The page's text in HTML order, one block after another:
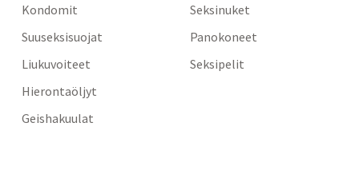
Kondomit
Suuseksisuojat
Liukuvoiteet
Hierontaöljyt
Geishakuulat
Seksinuket
Panokoneet
Seksipelit